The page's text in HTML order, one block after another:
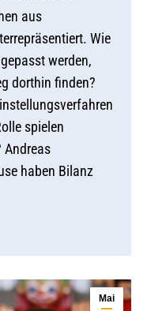
aus
Wie
werden,
dorthin finden?
spielen
Andreas
haben Bilanz
Mai